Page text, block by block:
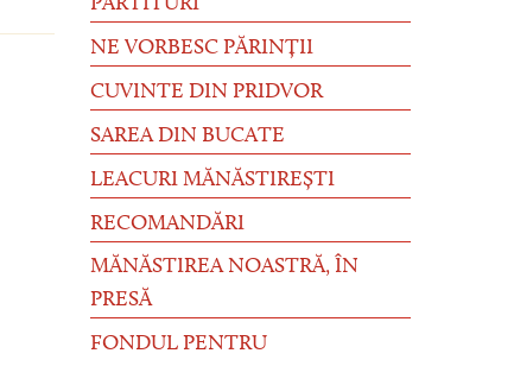
PARTITURI
NE VORBESC PĂRINȚII
CUVINTE DIN PRIDVOR
SAREA DIN BUCATE
LEACURI MĂNĂSTIREȘTI
RECOMANDĂRI
MĂNĂSTIREA NOASTRĂ, ÎN
PRESĂ
FONDUL PENTRU